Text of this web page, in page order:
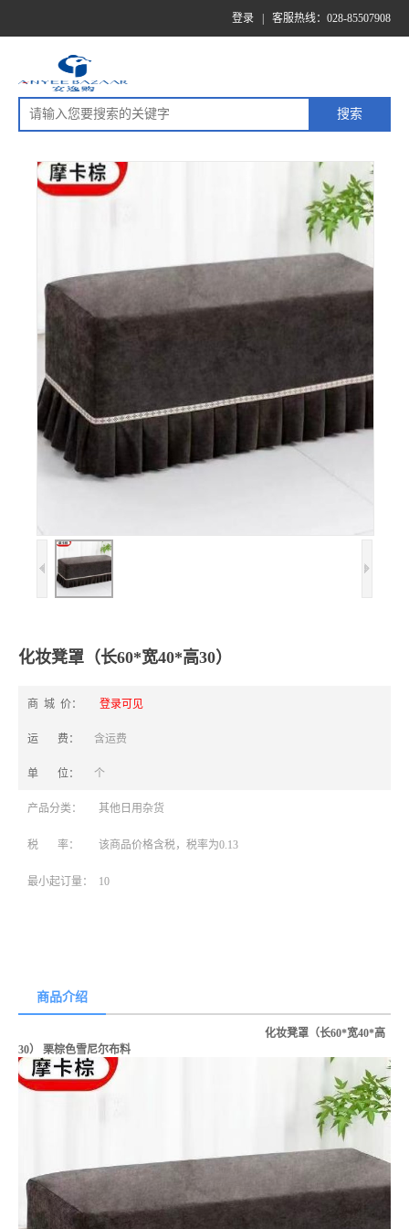
登录 客服热线：028-85507908
化妆凳罩（长60*宽40*高30）
商 城 价： 登录可见
运 费： 含运费
单 位： 个
产品分类： 其他日用杂货
税 率： 该商品价格含税，税率为0.13
最小起订量： 10
商品介绍
化妆凳罩（长60*宽40*高
30） 栗棕色雪尼尔布料